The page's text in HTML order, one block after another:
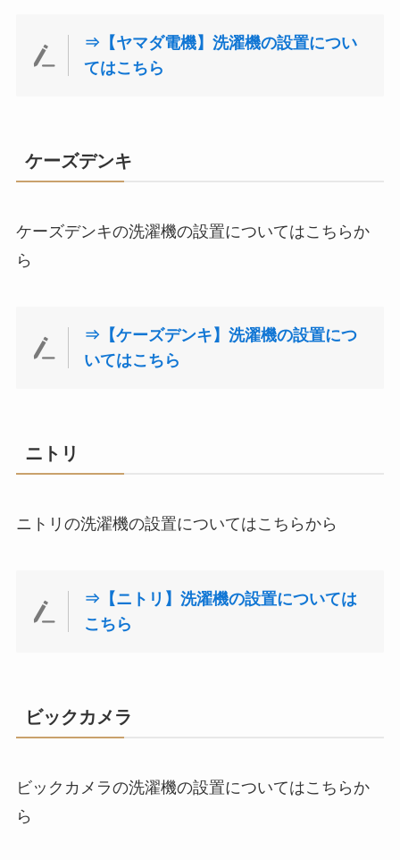
⇒【ヤマダ電機】洗濯機の設置につい
てはこちら
ケーズデンキ
ケーズデンキの洗濯機の設置についてはこちらか
ら
⇒【ケーズデンキ】洗濯機の設置につ
いてはこちら
ニトリ
ニトリの洗濯機の設置についてはこちらから
⇒【ニトリ】洗濯機の設置については
こちら
ビックカメラ
ビックカメラの洗濯機の設置についてはこちらか
ら